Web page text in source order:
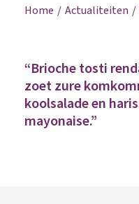
Home Actualiteiten
“Brioche tosti
zoet zure
koolsalade en
mayonaise.”